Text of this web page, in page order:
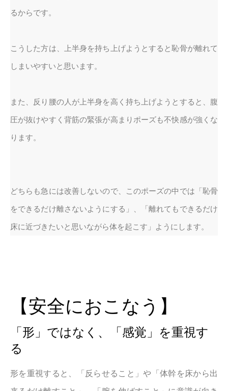
るからです。
こうした方は、上半身を持ち上げようとすると恥骨が離れて
しまいやすいと思います。
また、反り腰の人が上半身を高く持ち上げようとすると、腹
圧が抜けやすく背筋の緊張が高まりポーズも不快感が強くな
ります。
どちらも急には改善しないので、このポーズの中では「恥骨
をできるだけ離さないようにする」、「離れてもできるだけ
床に近づきたいと思いながら体を起こす」ようにします。
【安全におこなう】
「形」ではなく、「感覚」を重視す
る
形を重視すると、「反らせること」や「体幹を床から出